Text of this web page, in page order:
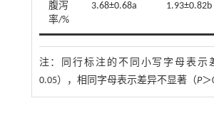
腹泻
率/%
3.68±0.68a 1.93±0.82b
注： 同行标注的不同小写字母表示
0.05），相同字母表示差异不显著（P＞